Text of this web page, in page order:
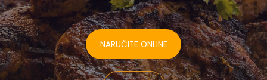
NARUČITE ONLINE